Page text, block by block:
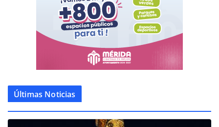
Últimas Noticias